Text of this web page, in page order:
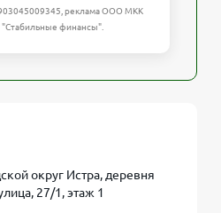
реклама ООО МКК
"Стабильные финансы".
округ Истра, деревня
27/1, этаж 1